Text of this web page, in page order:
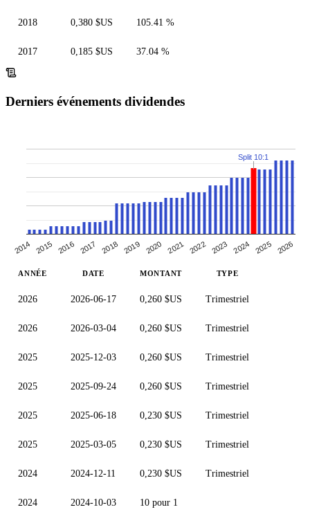
2018 0,380 $US 105.41 %
2017 0,185 $US 37.04 %
Derniers événements dividendes
2014 2015 2016 2017 2018 2019 2020 2021 2022 2023 2024 2025 2026
Split 10:1
ANNÉE DATE MONTANT TYPE
2026 2026-06-17 0,260 $US Trimestriel
2026 2026-03-04 0,260 $US Trimestriel
2025 2025-12-03 0,260 $US Trimestriel
2025 2025-09-24 0,260 $US Trimestriel
2025 2025-06-18 0,230 $US Trimestriel
2025 2025-03-05 0,230 $US Trimestriel
2024 2024-12-11 0,230 $US Trimestriel
2024 2024-10-03 10 pour 1